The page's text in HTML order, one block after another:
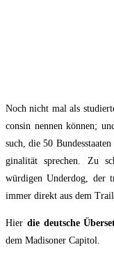
Noch nicht mal als
con­sin nen­nen kön­nen;
such, die 50
gi­na­li­tät spre­chen. Zu
würdigen Under­dog, der
immer direkt aus dem
Hier die deut­sche
dem Madi­soner Capitol.